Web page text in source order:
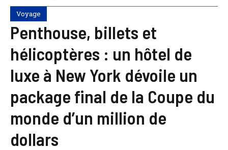
Voyage
Penthouse, billets et
hélicoptères : un hôtel de
luxe à New York dévoile un
package final de la Coupe du
monde d’un million de
dollars